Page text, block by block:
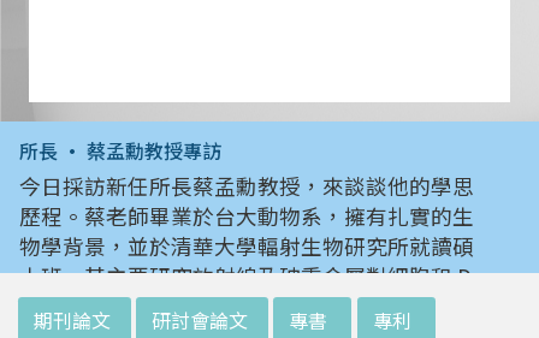
所長 • 蔡孟勳教授專訪
今日採訪新任所長蔡孟勳教授，來談談他的學思
歷程。蔡老師畢業於台大動物系，擁有扎實的生
物學背景，並於清華大學輻射生物研究所就讀碩
士班。其主要研究放射線及砷重金屬對細胞和 D
NA 的傷害及細胞表型的改變。就讀陽明大學博
期刊論文 研討會論文 專書 專利